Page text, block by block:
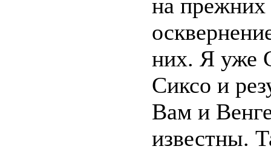
на прежних
них. Я уже
Сиксо и
Вам и
известны.